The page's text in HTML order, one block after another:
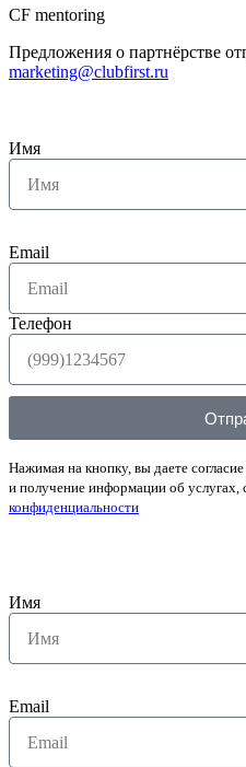
CF mentoring
Предложения о партнёрстве
marketing@clubfirst.ru
Имя
Email
Телефон
Нажимая на кнопку, вы даете
и получение информации об услугах,
конфиденциальности
Имя
Email